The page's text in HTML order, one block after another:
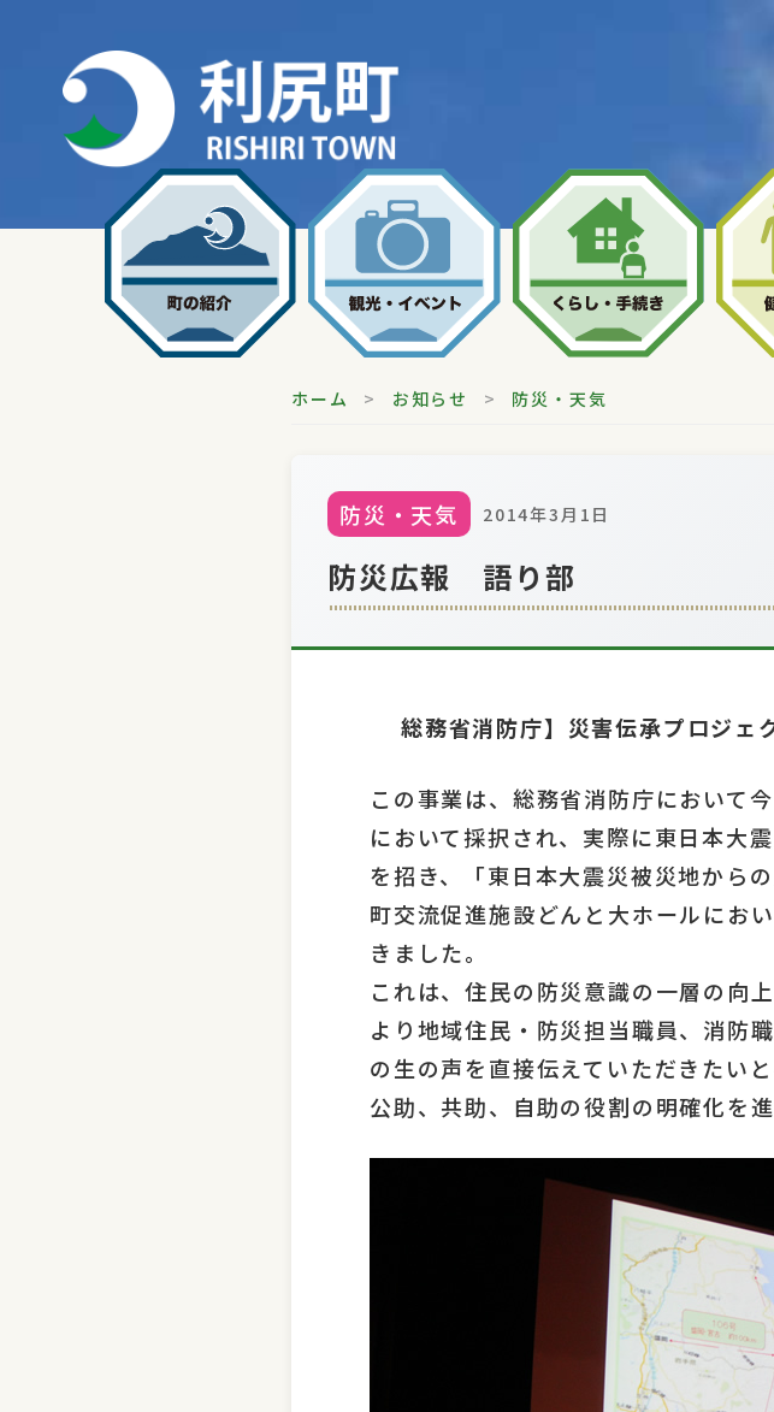
content
ホーム > お知らせ > 防災・天気
防災・天気 2014年3月1日
防災広報 語り部
総務省消防庁】災害伝承プロジェ
この事業は、総務省消防庁において
において採択され、実際に東日本大
を招き、「東日本大震災被災地から
町交流促進施設どんと大ホールにお
きました。
これは、住民の防災意識の一層の向
より地域住民・防災担当職員、消防
の生の声を直接伝えていただきたいと
公助、共助、自助の役割の明確化を